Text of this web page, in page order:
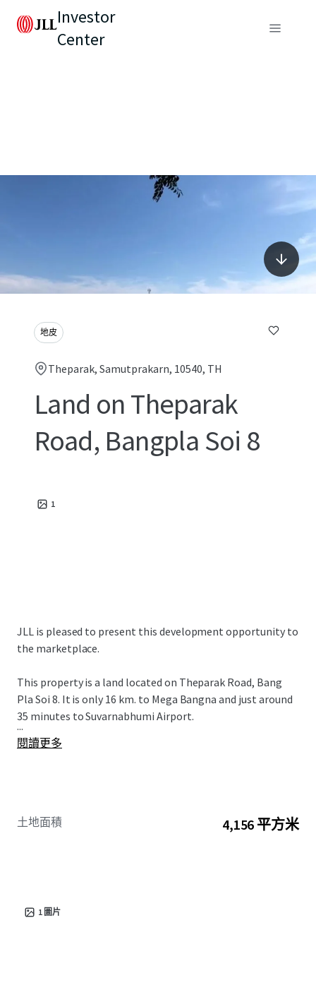
Investor
Center
地皮
Theparak, Samutprakarn, 10540, TH
Land on Theparak
Road, Bangpla Soi 8
1
JLL is pleased to present this development opportunity to
the marketplace.
This property is a land located on Theparak Road, Bang
Pla Soi 8. It is only 16 km. to Mega Bangna and just around
35 minutes to Suvarnabhumi Airport.
...
閱讀更多
土地面積 4,156 平方米
1 圖片